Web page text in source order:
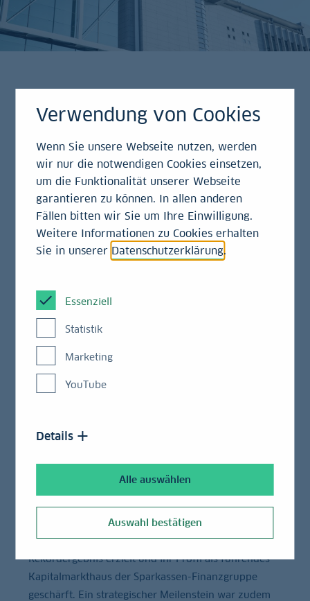
Gewinn vor Steuern steigt auf 1,28 Milliarden
In Rekordzeit: Integration Berlin Hyp
abgeschlossen und kostenseitig vollständig
verarbeitet
Wachstumsinitiativen zahlen sich aus: Erträge
auf Rekordniveau – alle Segmente mit Wachstum
gegenüber Vorjahr
Die LBBW hat ihren stetigen Wachstumskurs in
einem schwierigen Umfeld konsequent fortgesetzt.
Der Gewinn vor Steuern wuchs für das Geschäftsjahr
2025 um 4 Prozent auf 1,28 Milliarden Euro. Das ist
das zweitbeste Ergebnis in der Konzerngeschichte
von mehr als 1 Milliarde Euro.
Rahmenbedingungen gelungen, weiter zu wachsen,
gezielt in die Zukunft zu investieren und ihre
Widerstandsfähigkeit auszubauen. So hat die Bank
im Unternehmenskundengeschäft ein
Rekordergebnis erzielt und ihr Profil als führendes
Kapitalmarkthaus der Sparkassen-Finanzgruppe
geschärft. Ein strategischer Meilenstein war zudem
Verwendung von Cookies
Wenn Sie unsere Webseite nutzen, werden
wir nur die notwendigen Cookies einsetzen,
um die Funktionalität unserer Webseite
garantieren zu können. In allen anderen
Fällen bitten wir Sie um Ihre Einwilligung.
Weitere Informationen zu Cookies erhalten
Sie in unserer Datenschutzerklärung.
Essenziell
Statistik
Marketing
YouTube
Details
Alle auswählen
Auswahl bestätigen